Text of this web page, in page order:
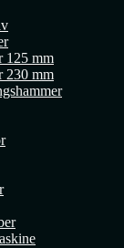
125 mm
230 mm